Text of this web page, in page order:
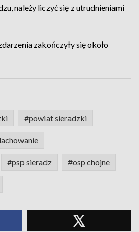
należy liczyć się z utrudnieniami
zakończyły się około
#powiat sieradzki
#psp sieradz #osp chojne